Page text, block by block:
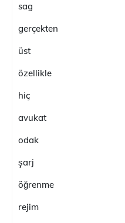
sag
gerçekten
üst
özellikle
hiç
avukat
odak
şarj
öğrenme
rejim